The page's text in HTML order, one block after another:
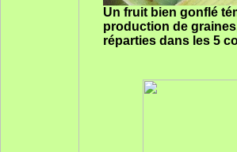
Un fruit bien gonflé
production de
réparties dans les 5